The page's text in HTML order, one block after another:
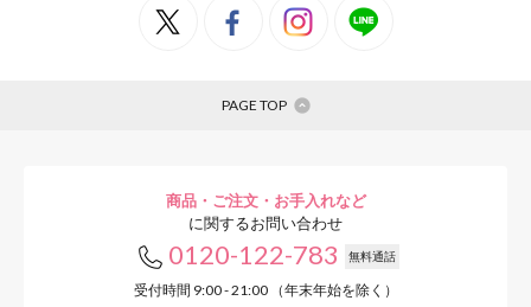
PAGE TOP
商品・ご注文・お手入れなど
に関するお問い合わせ
0120-122-783 無料通話
受付時間 9:00 - 21:00 （年末年始を除く）